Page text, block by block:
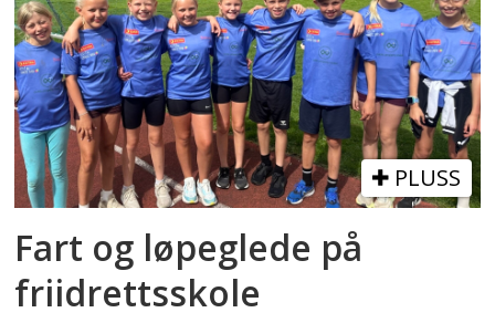
PLUSS
Fart og løpeglede på
friidrettsskole